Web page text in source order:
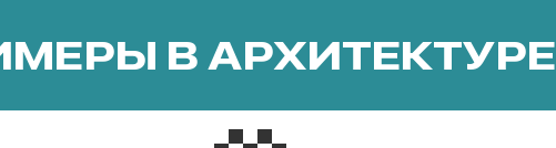
В АРХИТЕКТУРЕ